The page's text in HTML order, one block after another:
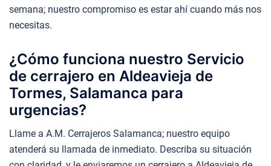
semana; nuestro compromiso es estar ahí cuando más nos
necesitas.
¿Cómo funciona nuestro Servicio
de cerrajero en Aldeavieja de
Tormes, Salamanca para
urgencias?
Llame a A.M. Cerrajeros Salamanca; nuestro equipo
atenderá su llamada de inmediato. Describa su situación